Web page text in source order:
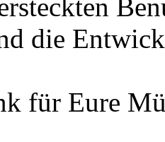
die
für Eure